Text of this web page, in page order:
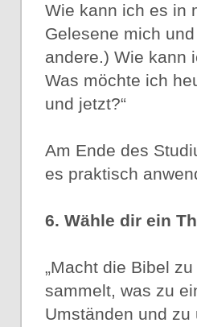
Wie kann ich es in
Gelesene mich
andere.) Wie kann
Was möchte ich
und jetzt?“
Am Ende des
es praktisch
6. Wähle dir ein
„Macht die Bibel
sammelt, was zu
Umständen und zu